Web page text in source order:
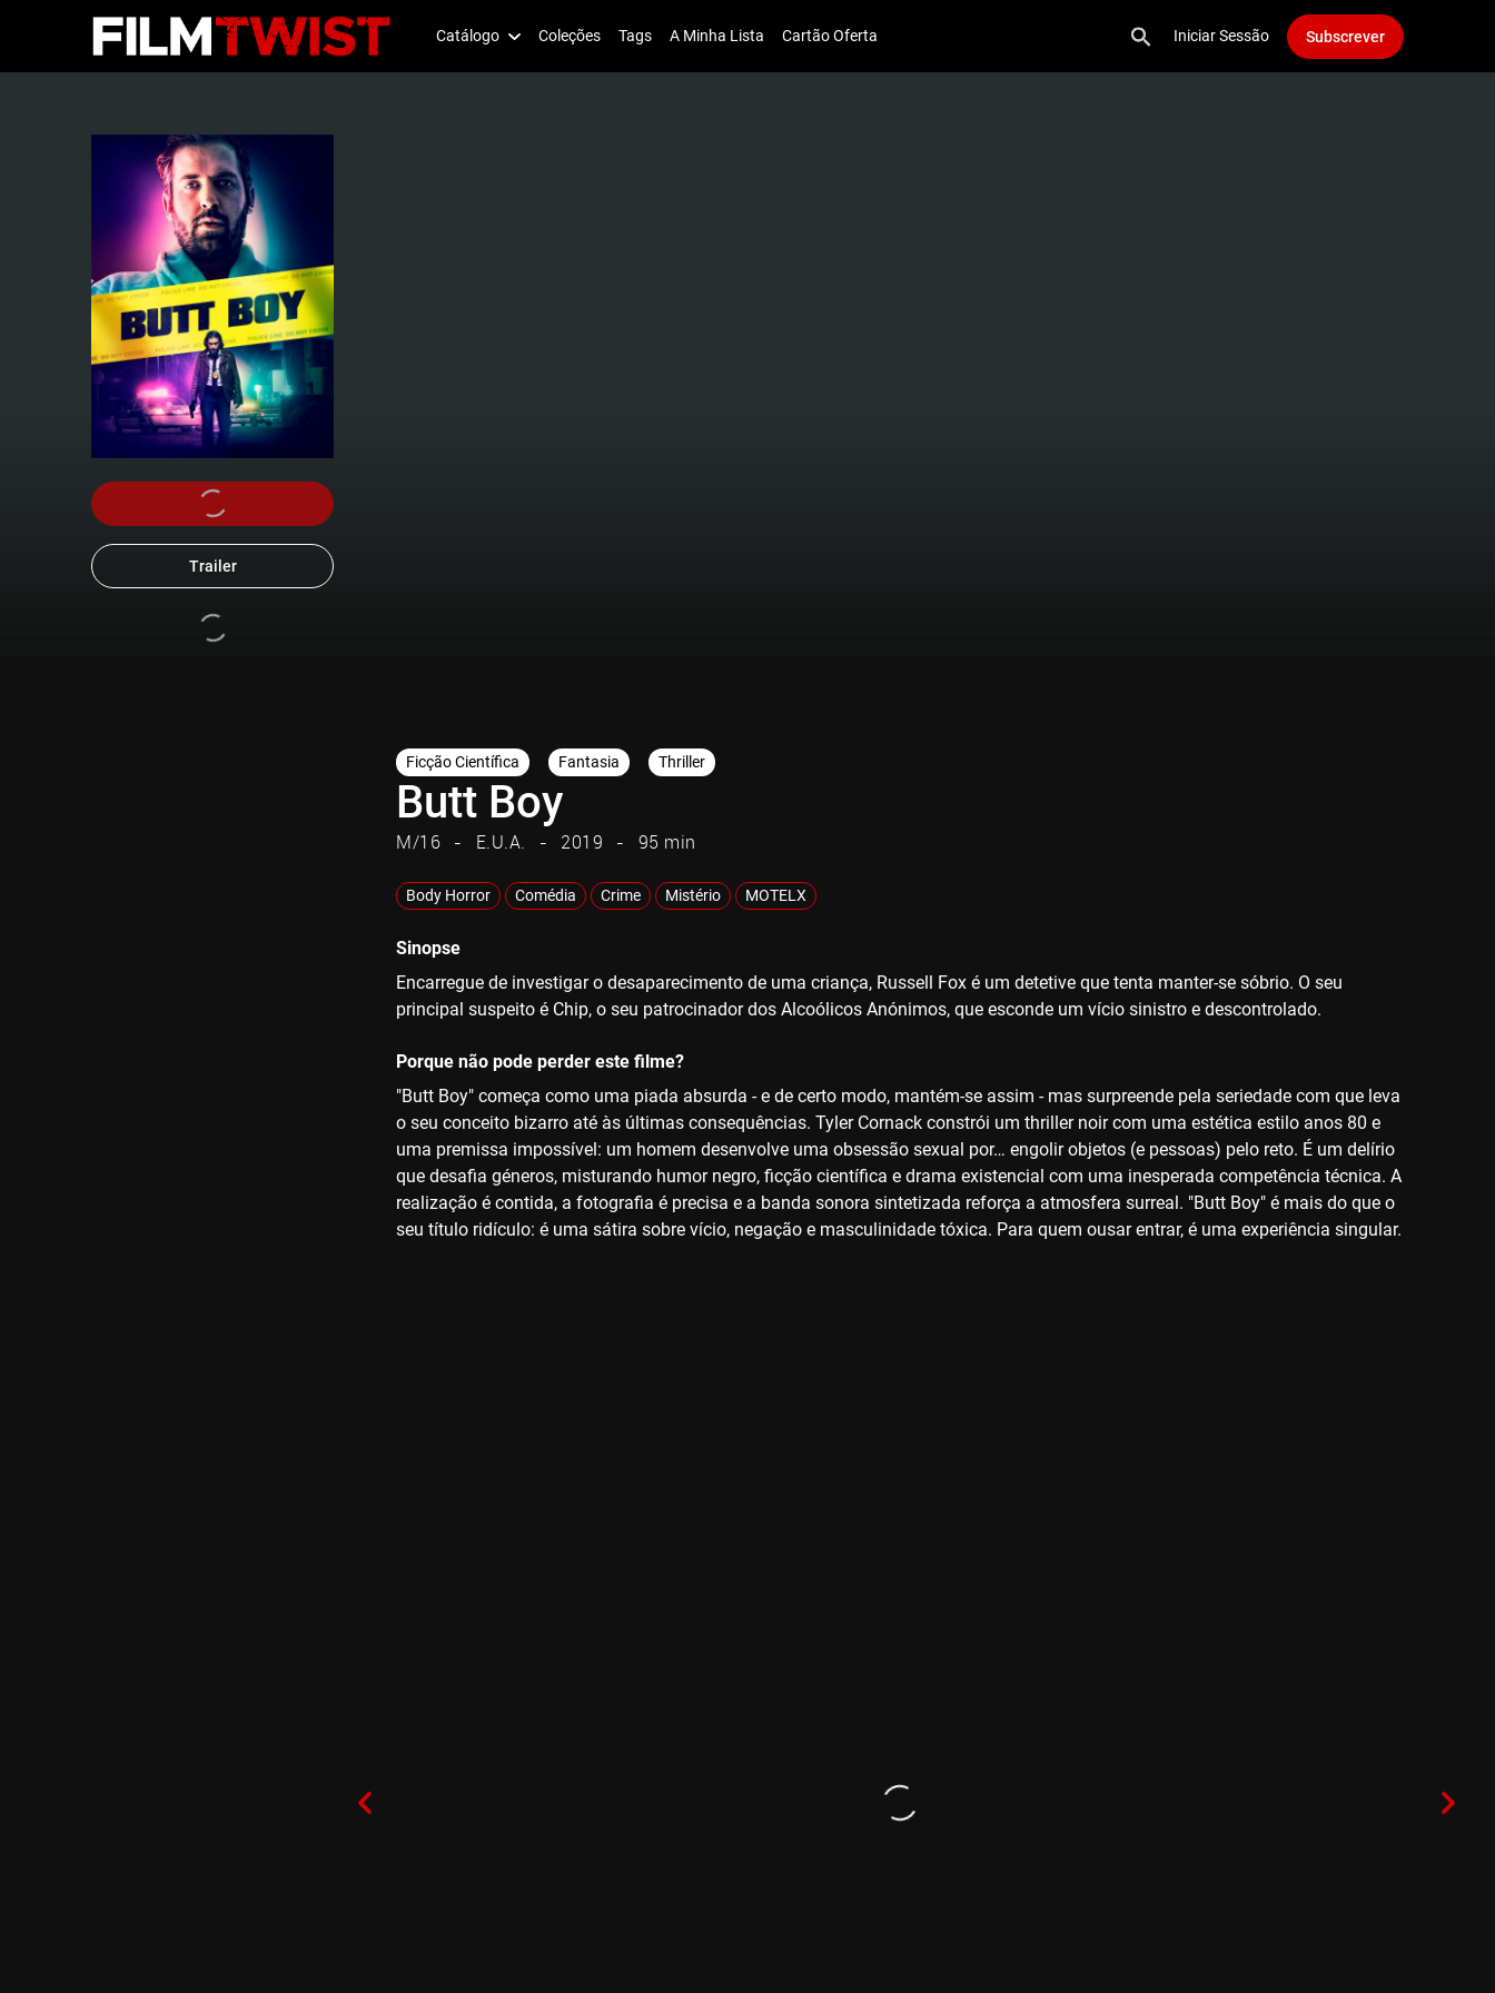
Catálogo Coleções Tags A Minha Lista Cartão Oferta Iniciar Sessão Subscrever
Trailer
Ficção Científica Fantasia Thriller
Butt Boy
M/16 E.U.A. 2019 95 min
Body Horror Comédia Crime Mistério MOTELX
Sinopse
Encarregue de investigar o desaparecimento de uma criança, Russell Fox é um detetive que tenta manter-se sóbrio. O seu
principal suspeito é Chip, o seu patrocinador dos Alcoólicos Anónimos, que esconde um vício sinistro e descontrolado.
Porque não pode perder este filme?
"Butt Boy" começa como uma piada absurda - e de certo modo, mantém-se assim - mas surpreende pela seriedade com que leva
o seu conceito bizarro até às últimas consequências. Tyler Cornack constrói um thriller noir com uma estética estilo anos 80 e
uma premissa impossível: um homem desenvolve uma obsessão sexual por… engolir objetos (e pessoas) pelo reto. É um delírio
que desafia géneros, misturando humor negro, ficção científica e drama existencial com uma inesperada competência técnica. A
realização é contida, a fotografia é precisa e a banda sonora sintetizada reforça a atmosfera surreal. "Butt Boy" é mais do que o
seu título ridículo: é uma sátira sobre vício, negação e masculinidade tóxica. Para quem ousar entrar, é uma experiência singular.